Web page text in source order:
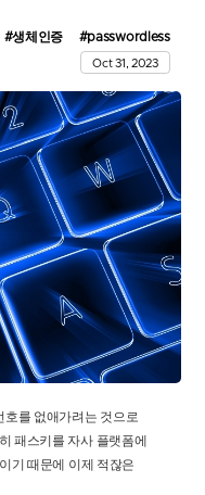
#생체인증 #passwordless
Oct 31, 2023
호를 없애가려는 것으로
패스키를 자사 플랫폼에
기 때문에 이제 적잖은